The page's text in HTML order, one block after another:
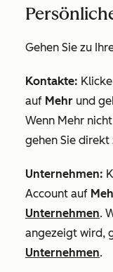
Gehen Sie zu
Kontakte:
auf Mehr und
Wenn Mehr
gehen Sie direkt
Unternehmen:
Account auf
Unternehmen.
angezeigt wird,
Unternehmen.